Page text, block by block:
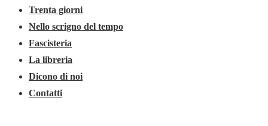
Trenta giorni
Nello scrigno del tempo
Fascisteria
La libreria
Dicono di noi
Contatti